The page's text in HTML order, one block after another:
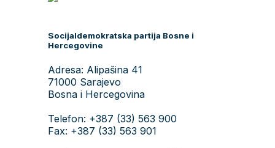
Socijaldemokratska partija Bosne i
Hercegovine
Adresa: Alipašina 41
71000 Sarajevo
Bosna i Hercegovina
Telefon: +387 (33) 563 900
Fax: +387 (33) 563 901